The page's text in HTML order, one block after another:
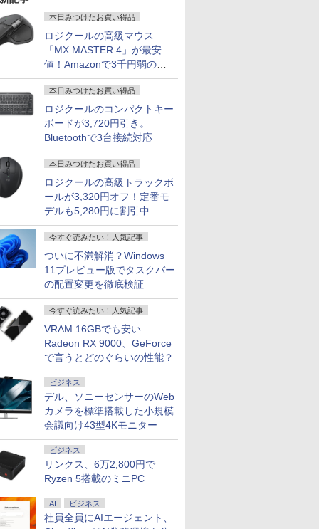
本日みつけたお買い得品
ロジクールの高級マウス
「MX MASTER 4」が最安
値！Amazonで3千円弱の割
引
本日みつけたお買い得品
ロジクールのコンパクトキー
ボードが3,720円引き。
Bluetoothで3台接続対応
本日みつけたお買い得品
ロジクールの高級トラックボ
ールが3,320円オフ！定番モ
デルも5,280円に割引中
今すぐ読みたい！人気記事
ついに不満解消？Windows
11プレビュー版でタスクバー
の配置変更を徹底検証
今すぐ読みたい！人気記事
VRAM 16GBでも安い
Radeon RX 9000、GeForce
で言うとどのぐらいの性能？
ビジネス
デル、ソニーセンサーのWeb
カメラを標準搭載した小規模
会議向け43型4Kモニター
ビジネス
リンクス、6万2,800円で
Ryzen 5搭載のミニPC
AI ビジネス
社員全員にAIエージェント、